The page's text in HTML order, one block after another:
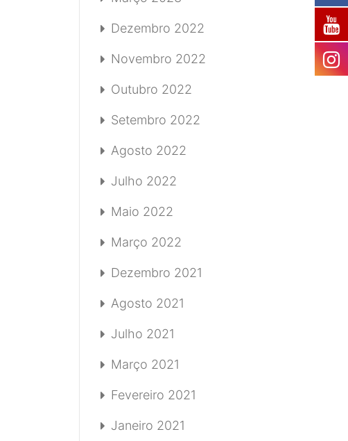
Dezembro 2022
Novembro 2022
Outubro 2022
Setembro 2022
Agosto 2022
Julho 2022
Maio 2022
Março 2022
Dezembro 2021
Agosto 2021
Julho 2021
Março 2021
Fevereiro 2021
Janeiro 2021